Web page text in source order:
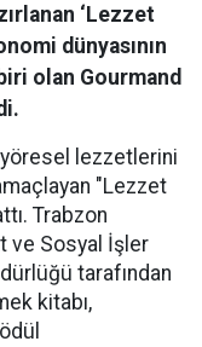
‘Lezzet
dünyasının
olan Gourmand
yöresel lezzetlerini
"Lezzet
Trabzon
ve Sosyal İşler
tarafından
kitabı,